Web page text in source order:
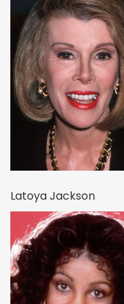
Latoya Jackson